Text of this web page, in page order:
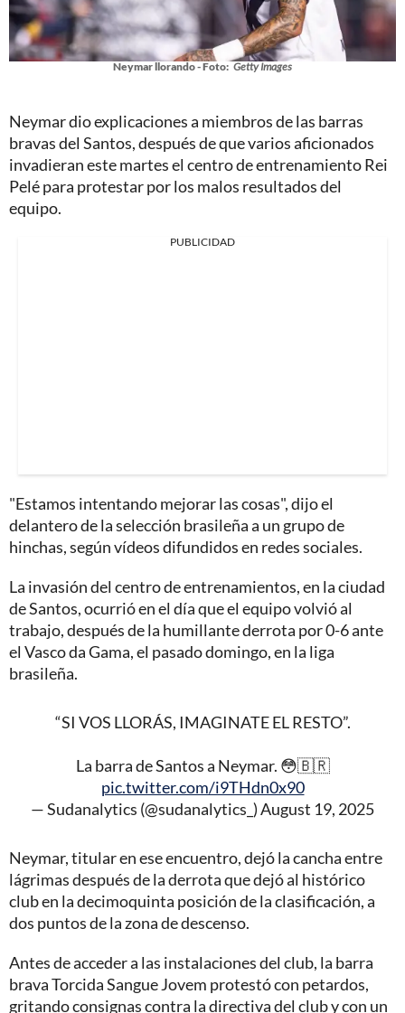
Neymar llorando - Foto: Getty Images
Neymar dio explicaciones a miembros de las barras
bravas del Santos, después de que varios aficionados
invadieran este martes el centro de entrenamiento Rei
Pelé para protestar por los malos resultados del
equipo.
PUBLICIDAD
"Estamos intentando mejorar las cosas", dijo el
delantero de la selección brasileña a un grupo de
hinchas, según vídeos difundidos en redes sociales.
La invasión del centro de entrenamientos, en la ciudad
de Santos, ocurrió en el día que el equipo volvió al
trabajo, después de la humillante derrota por 0-6 ante
el Vasco da Gama, el pasado domingo, en la liga
brasileña.
“SI VOS LLORÁS, IMAGINATE EL RESTO”.
La barra de Santos a Neymar. 😳🇧🇷
pic.twitter.com/i9THdn0x90
— Sudanalytics (@sudanalytics_)August 19, 2025
Neymar, titular en ese encuentro, dejó la cancha entre
lágrimas después de la derrota que dejó al histórico
club en la decimoquinta posición de la clasificación, a
dos puntos de la zona de descenso.
Antes de acceder a las instalaciones del club, la barra
brava Torcida Sangue Jovem protestó con petardos,
gritando consignas contra la directiva del club y con un